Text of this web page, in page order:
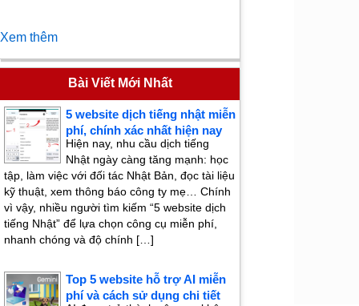
Xem thêm
Bài Viết Mới Nhất
5 website dịch tiếng nhật miễn
phí, chính xác nhất hiện nay
Hiện nay, nhu cầu dịch tiếng
Nhật ngày càng tăng mạnh: học
tập, làm việc với đối tác Nhật Bản, đọc tài liệu
kỹ thuật, xem thông báo công ty mẹ… Chính
vì vậy, nhiều người tìm kiếm “5 website dịch
tiếng Nhật” để lựa chọn công cụ miễn phí,
nhanh chóng và độ chính […]
Top 5 website hỗ trợ AI miễn
phí và cách sử dụng chi tiết